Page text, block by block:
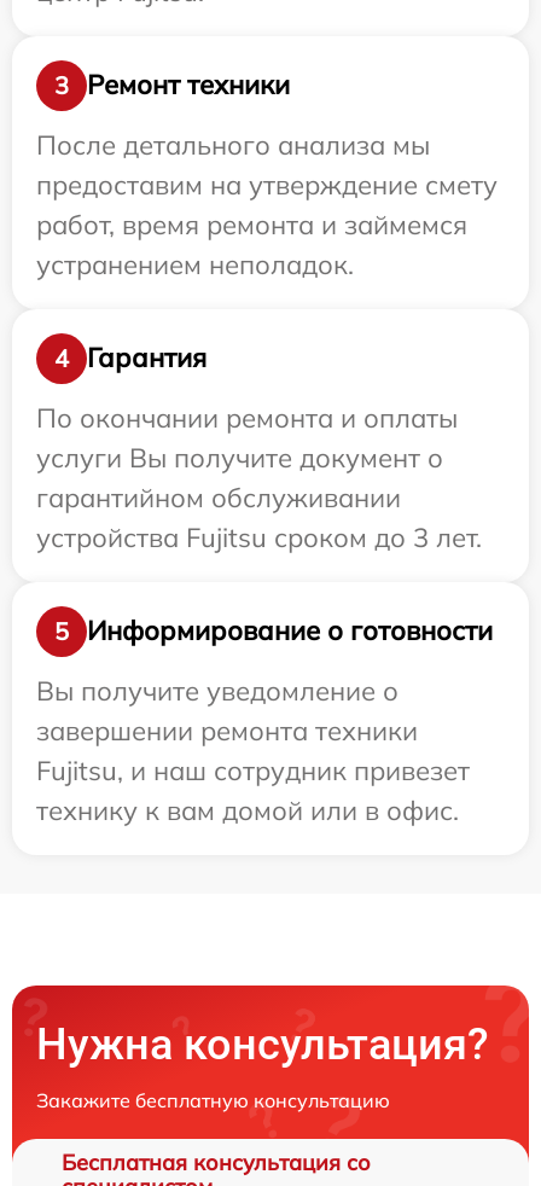
3
Ремонт техники
После детального анализа мы
предоставим на утверждение смету
работ, время ремонта и займемся
устранением неполадок.
4
Гарантия
По окончании ремонта и оплаты
услуги Вы получите документ о
гарантийном обслуживании
устройства Fujitsu сроком до 3 лет.
5
Информирование о готовности
Вы получите уведомление о
завершении ремонта техники
Fujitsu, и наш сотрудник привезет
технику к вам домой или в офис.
Нужна консультация?
Закажите бесплатную консультацию
Бесплатная консультация со